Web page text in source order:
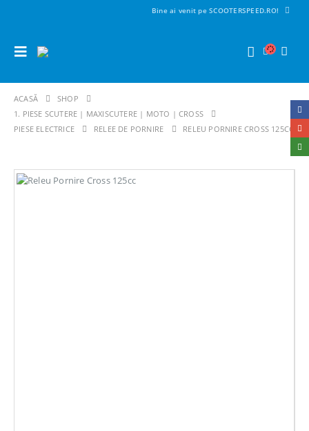
Bine ai venit pe SCOOTERSPEED.RO!
ACASĂ
SHOP
1. PIESE SCUTERE | MAXISCUTERE | MOTO | CROSS
PIESE ELECTRICE
RELEE DE PORNIRE RELEU PORNIRE CROSS 125CC